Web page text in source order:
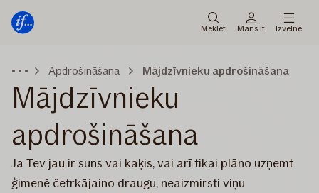
izvēlne
Meklēt Mans If Izvēlne
Apdrošināšana Mājdzīvnieku apdrošināšana
Mājdzīvnieku
apdrošināšana
Ja Tev jau ir suns vai kaķis, vai arī tikai plāno uzņemt
ģimenē četrkājaino draugu, neaizmirsti viņu